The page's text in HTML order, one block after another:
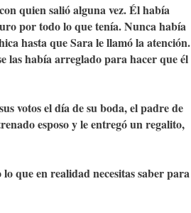
quien salió alguna vez. Él había
por todo lo que tenía. Nunca había
hasta que Sara le llamó la atención.
las había arreglado para hacer que él
votos el día de su boda, el padre de
esposo y le entregó un regalito,
que en realidad necesitas saber para